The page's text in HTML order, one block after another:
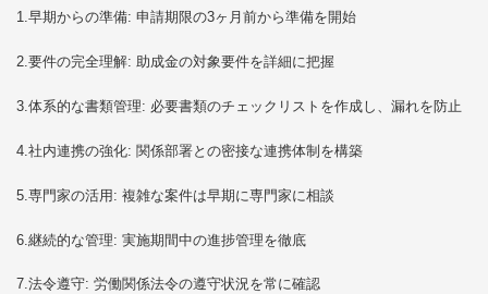
1.早期からの準備: 申請期限の3ヶ月前から準備を開始
2.要件の完全理解: 助成金の対象要件を詳細に把握
3.体系的な書類管理: 必要書類のチェックリストを作成し、漏れを防止
4.社内連携の強化: 関係部署との密接な連携体制を構築
5.専門家の活用: 複雑な案件は早期に専門家に相談
6.継続的な管理: 実施期間中の進捗管理を徹底
7.法令遵守: 労働関係法令の遵守状況を常に確認